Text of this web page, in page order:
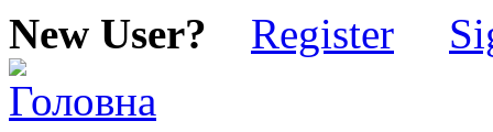
New User? Register